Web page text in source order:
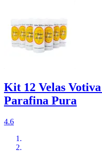
Kit 12 Velas
Parafina Pura
4.6